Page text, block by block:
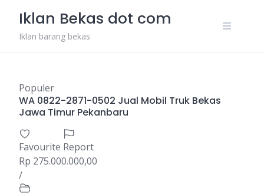
content
Iklan Bekas dot com
Iklan barang bekas
Populer
WA 0822-2871-0502 Jual Mobil Truk Bekas
Jawa Timur Pekanbaru
Favourite Report
Rp 275.000.000,00
/